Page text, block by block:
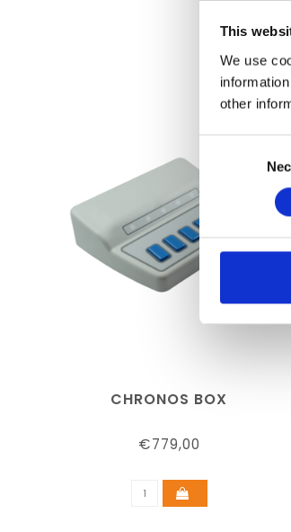
This
We use
other
Selection
CHRONOS BOX
€779,00